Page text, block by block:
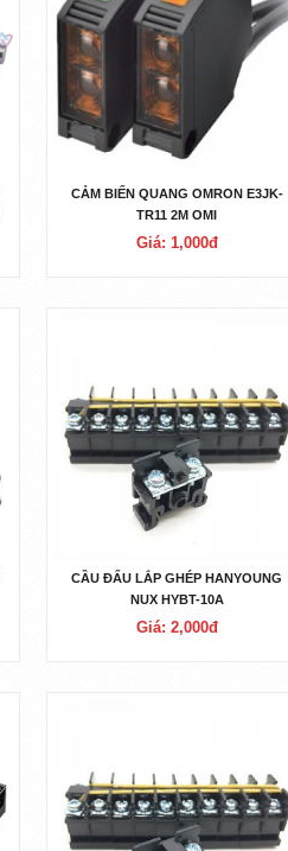
CẢM BIẾN QUANG OMRON E3JK-
TR11 2M OMI
Giá: 1,000đ
CẦU ĐẤU LẮP GHÉP HANYOUNG
NUX HYBT-10A
Giá: 2,000đ